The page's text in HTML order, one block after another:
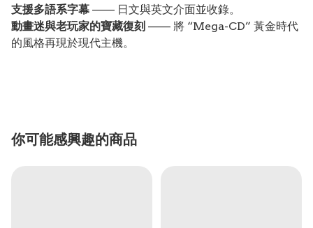
支援多語系字幕 —— 日文與英文介面並收錄。
動畫迷與老玩家的寶藏復刻 —— 將 “Mega-CD” 黃金時代
的風格再現於現代主機。
你可能感興趣的商品